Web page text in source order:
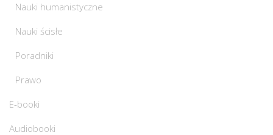
Nauki humanistyczne
Nauki ścisłe
Poradniki
Prawo
E-booki
Audiobooki